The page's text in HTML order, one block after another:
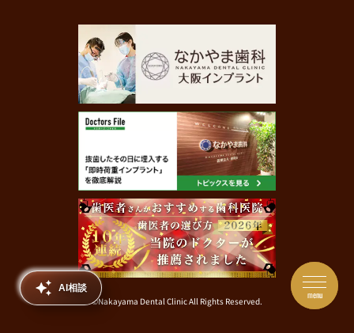
AI相談
©Nakayama Dental Clinic All Rights Reserved.
menu